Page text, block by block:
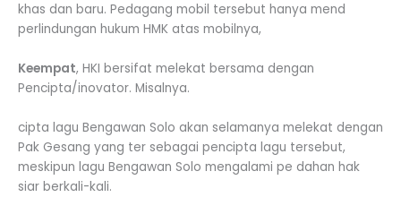
khas dan baru. Pedagang mobil tersebut hanya mend
perlindungan hukum HMK atas mobilnya,
Keempat, HKI bersifat melekat bersama dengan
Pencipta/inovator. Misalnya.
cipta lagu Bengawan Solo akan selamanya melekat dengan
Pak Gesang yang ter sebagai pencipta lagu tersebut,
meskipun lagu Bengawan Solo mengalami pe dahan hak
siar berkali-kali.